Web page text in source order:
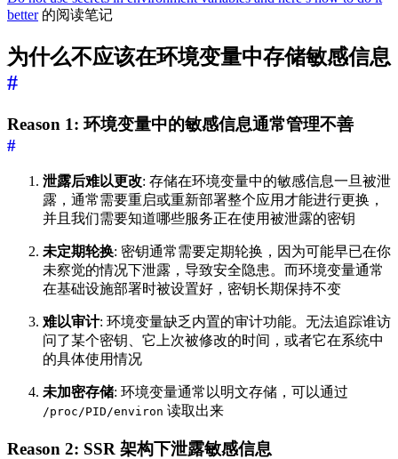
better的阅读笔记
为什么不应该在环境变量中存储敏感信息
#
Reason 1: 环境变量中的敏感信息通常管理不善
#
泄露后难以更改: 存储在环境变量中的敏感信息一旦被泄
露，通常需要重启或重新部署整个应用才能进行更换，
并且我们需要知道哪些服务正在使用被泄露的密钥
未定期轮换: 密钥通常需要定期轮换，因为可能早已在你
未察觉的情况下泄露，导致安全隐患。而环境变量通常
在基础设施部署时被设置好，密钥长期保持不变
难以审计: 环境变量缺乏内置的审计功能。无法追踪谁访
问了某个密钥、它上次被修改的时间，或者它在系统中
的具体使用情况
未加密存储: 环境变量通常以明文存储，可以通过
/proc/PID/environ 读取出来
Reason 2: SSR 架构下泄露敏感信息